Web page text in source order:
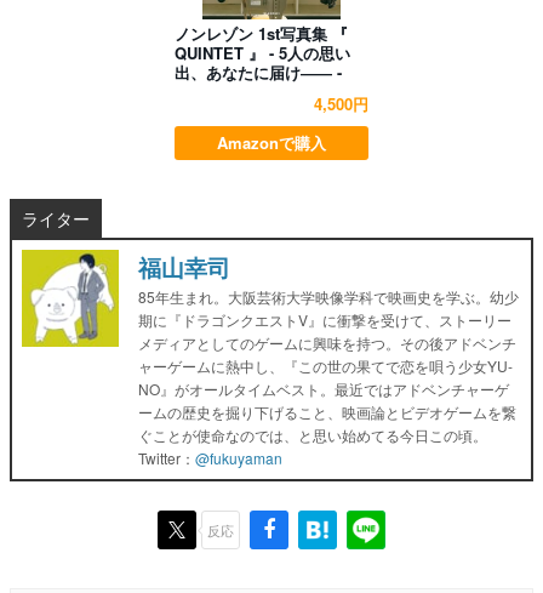
ノンレゾン 1st写真集 『
QUINTET 』 - 5人の思い
出、あなたに届け―― -
4,500円
Amazonで購入
ライター
福山幸司
85年生まれ。大阪芸術大学映像学科で映画史を学ぶ。幼少
期に『ドラゴンクエストV』に衝撃を受けて、ストーリー
メディアとしてのゲームに興味を持つ。その後アドベンチ
ャーゲームに熱中し、『この世の果てで恋を唄う少女YU-
NO』がオールタイムベスト。最近ではアドベンチャーゲ
ームの歴史を掘り下げること、映画論とビデオゲームを繋
ぐことが使命なのでは、と思い始めてる今日この頃。
Twitter： @fukuyaman
反応